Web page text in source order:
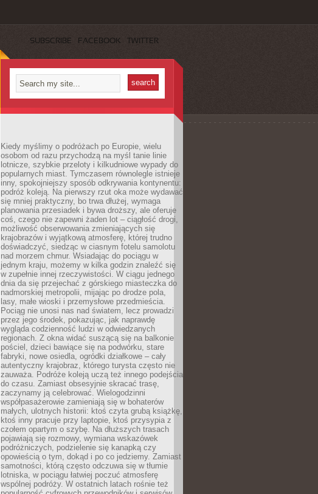
SUBSCRIBE FACEBOOK TWITTER
Kiedy myślimy o podróżach po Europie, wielu
osobom od razu przychodzą na myśl tanie linie
lotnicze, szybkie przeloty i kilkudniowe wypady do
popularnych miast. Tymczasem równolegle istnieje
inny, spokojniejszy sposób odkrywania kontynentu:
podróż koleją. Na pierwszy rzut oka może wydawać
się mniej praktyczny, bo trwa dłużej, wymaga
planowania przesiadek i bywa droższy, ale oferuje
coś, czego nie zapewni żaden lot – ciągłość drogi,
możliwość obserwowania zmieniających się
krajobrazów i wyjątkową atmosferę, której trudno
doświadczyć, siedząc w ciasnym fotelu samolotu
nad morzem chmur. Wsiadając do pociągu w
jednym kraju, możemy w kilka godzin znaleźć się
w zupełnie innej rzeczywistości. W ciągu jednego
dnia da się przejechać z górskiego miasteczka do
nadmorskiej metropolii, mijając po drodze pola,
lasy, małe wioski i przemysłowe przedmieścia.
Pociąg nie unosi nas nad światem, lecz prowadzi
przez jego środek, pokazując, jak naprawdę
wygląda codzienność ludzi w odwiedzanych
regionach. Z okna widać suszącą się na balkonie
pościel, dzieci bawiące się na podwórku, stare
fabryki, nowe osiedla, ogródki działkowe – cały
autentyczny krajobraz, którego turysta często nie
zauważa. Podróże koleją uczą też innego podejścia
do czasu. Zamiast obsesyjnie skracać trasę,
zaczynamy ją celebrować. Wielogodzinni
współpasażerowie zamieniają się w bohaterów
małych, ulotnych historii: ktoś czyta grubą książkę,
ktoś inny pracuje przy laptopie, ktoś przysypia z
czołem opartym o szybę. Na dłuższych trasach
pojawiają się rozmowy, wymiana wskazówek
podróżniczych, podzielenie się kanapką czy
opowieścią o tym, dokąd i po co jedziemy. Zamiast
samotności, którą często odczuwa się w tłumie
lotniska, w pociągu łatwiej poczuć atmosferę
wspólnej podróży. W ostatnich latach rośnie też